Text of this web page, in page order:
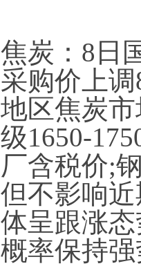
焦炭：8日
采购价上
地区焦炭
级1650-
厂含税价;
但不影响
体呈跟涨
概率保持